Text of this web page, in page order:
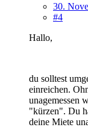
30.
#4
Hallo,
du solltest
einreichen.
unagemessen
"kürzen". Du
deine Miete